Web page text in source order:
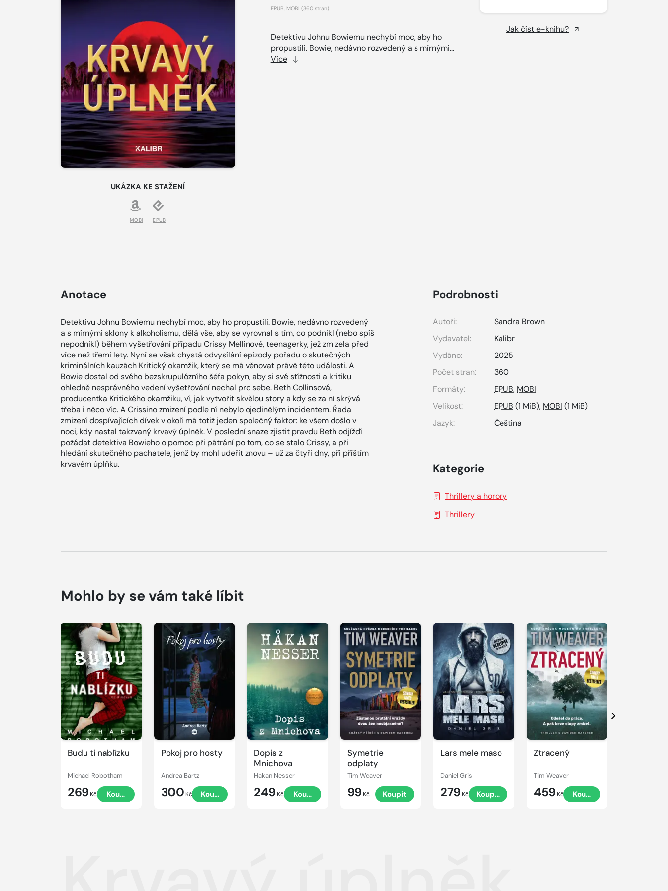
UKÁZKA KE STAŽENÍ
MOBI EPUB
EPUB MOBI (360 stran)
Detektivu Johnu Bowiemu nechybí moc, aby ho
propustili. Bowie, nedávno rozvedený a s mírnými...
Více
Jak číst e-knihu?
Anotace
Detektivu Johnu Bowiemu nechybí moc, aby ho propustili. Bowie, nedávno rozvedený
a s mírnými sklony k alkoholismu, dělá vše, aby se vyrovnal s tím, co podnikl (nebo spíš
nepodnikl) během vyšetřování případu Crissy Mellinové, teenagerky, jež zmizela před
více než třemi lety. Nyní se však chystá odvysílání epizody pořadu o skutečných
kriminálních kauzách Kritický okamžik, který se má věnovat právě této události. A
Bowie dostal od svého bezskrupulózního šéfa pokyn, aby si své stížnosti a kritiku
ohledně nesprávného vedení vyšetřování nechal pro sebe. Beth Collinsová,
producentka Kritického okamžiku, ví, jak vytvořit skvělou story a kdy se za ní skrývá
třeba i něco víc. A Crissino zmizení podle ní nebylo ojedinělým incidentem. Řada
zmizení dospívajících dívek v okolí má totiž jeden společný faktor: ke všem došlo v
noci, kdy nastal takzvaný krvavý úplněk. V poslední snaze zjistit pravdu Beth odjíždí
požádat detektiva Bowieho o pomoc při pátrání po tom, co se stalo Crissy, a při
hledání skutečného pachatele, jenž by mohl udeřit znovu – už za čtyři dny, při příštím
krvavém úplňku.
Podrobnosti
Autoři:
Sandra Brown
Vydavatel:
Kalibr
Vydáno:
2025
Počet stran:
360
Formáty:
EPUB,MOBI
Velikost:
EPUB (1 MiB),MOBI (1 MiB)
Jazyk:
Čeština
Kategorie
Thrillery a horory
Thrillery
Mohlo by se vám také líbit
Budu ti nablízku
Michael Robotham
269 Kč Koupit
Pokoj pro hosty
Andrea Bartz
300 Kč Koupit
Dopis z
Mnichova
Hakan Nesser
249 Kč Koupit
Symetrie
odplaty
Tim Weaver
99 Kč Koupit
Lars mele maso
Daniel Gris
279 Kč Koupit
Ztracený
Tim Weaver
459 Kč Koupit
Další